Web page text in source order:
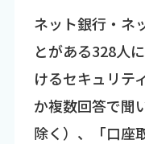
ネット銀行・ネ
とがある328人
けるセキュリテ
か複数回答で聞
除く）、「口座